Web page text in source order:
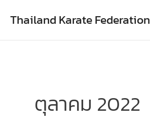
Thailand Karate Federation
ตุลาคม 2022